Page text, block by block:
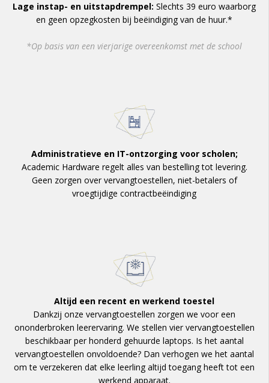
Lage instap- en uitstapdrempel:Slechts 39 euro waarborg
en geen opzegkosten bij beëindiging van de huur.*
*Op basis van een vierjarige overeenkomst met de school
Administratieve en IT-ontzorging voor scholen;
Academic Hardware regelt alles van bestelling tot levering.
Geen zorgen over vervangtoestellen, niet-betalers of
vroegtijdige contractbeëindiging
Altijd een recent en werkend toestel
Dankzij onze vervangtoestellen zorgen we voor een
ononderbroken leerervaring. We stellen vier vervangtoestellen
beschikbaar per honderd gehuurde laptops. Is het aantal
vervangtoestellen onvoldoende? Dan verhogen we het aantal
om te verzekeren dat elke leerling altijd toegang heeft tot een
werkend apparaat.